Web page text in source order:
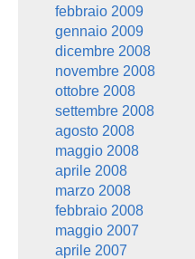
febbraio 2009
gennaio 2009
dicembre 2008
novembre 2008
ottobre 2008
settembre 2008
agosto 2008
maggio 2008
aprile 2008
marzo 2008
febbraio 2008
maggio 2007
aprile 2007